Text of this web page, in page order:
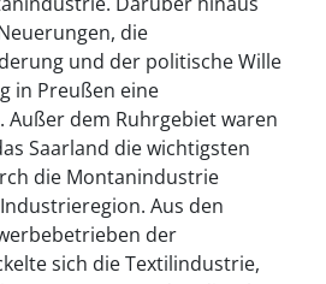
die
und der politische Wille
in Preußen eine
Außer dem Ruhrgebiet waren
Saarland die wichtigsten
die Montanindustrie
Aus den
der
sich die Textilindustrie,